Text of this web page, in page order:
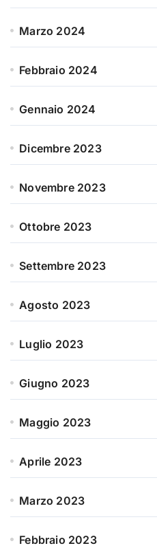
Marzo 2024
Febbraio 2024
Gennaio 2024
Dicembre 2023
Novembre 2023
Ottobre 2023
Settembre 2023
Agosto 2023
Luglio 2023
Giugno 2023
Maggio 2023
Aprile 2023
Marzo 2023
Febbraio 2023